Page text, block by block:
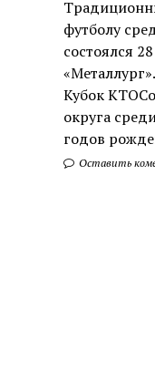
футболу
состоялся
Кубок
округа
годов
Оставить